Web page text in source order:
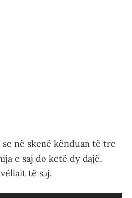
në skenë kënduan të tre
e saj do ketë dy dajë,
të saj.